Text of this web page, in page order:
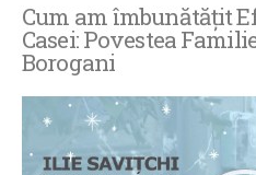
Cum am îmbunătățit
Casei: Povestea
Borogani